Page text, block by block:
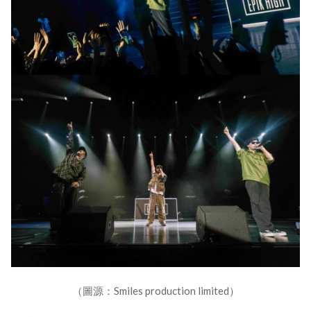
（圖源：Smiles production limited）